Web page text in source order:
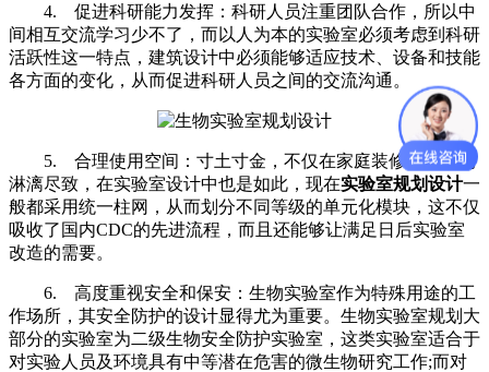
4. 促进科研能力发挥：科研人员注重团队合作，所以中
间相互交流学习少不了，而以人为本的实验室必须考虑到科研
活跃性这一特点，建筑设计中必须能够适应技术、设备和技能
各方面的变化，从而促进科研人员之间的交流沟通。
5. 合理使用空间：寸土寸金，不仅在家庭装修中表达的
淋漓尽致，在实验室设计中也是如此，现在实验室规划设计一
般都采用统一柱网，从而划分不同等级的单元化模块，这不仅
吸收了国内CDC的先进流程，而且还能够让满足日后实验室
改造的需要。
6. 高度重视安全和保安：生物实验室作为特殊用途的工
作场所，其安全防护的设计显得尤为重要。生物实验室规划大
部分的实验室为二级生物安全防护实验室，这类实验室适合于
对实验人员及环境具有中等潜在危害的微生物研究工作;而对